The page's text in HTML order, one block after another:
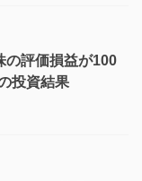
の評価損益が100
投資結果